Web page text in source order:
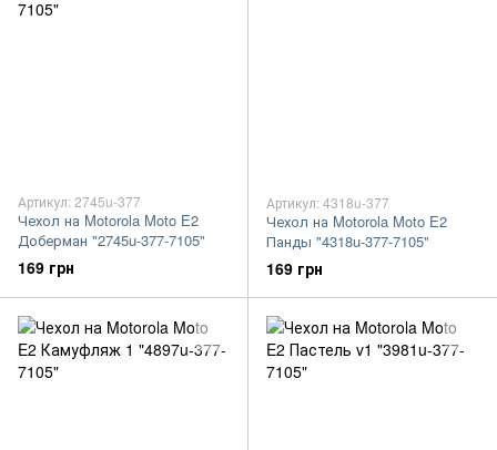
Артикул: 2745u-377
Чехол на Motorola Moto E2
Доберман "2745u-377-7105"
169 грн
Артикул: 4318u-377
Чехол на Motorola Moto E2
Панды "4318u-377-7105"
169 грн